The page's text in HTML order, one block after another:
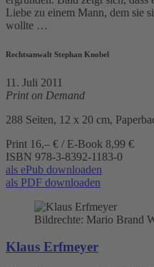
Liebe zu einem Mann, dem sie
wollte …
Rechtsanwalt Stephan Knobel
11. Juli 2011
Print on Demand
288 Seiten, 12 x 20 cm,
Print 16,– € / E-Book 8,99 €
ISBN 978-3-8392-1183-0
als ePub downloaden
als PDF downloaden
Bildrechte: Mario Brand
Klaus Erfmeyer